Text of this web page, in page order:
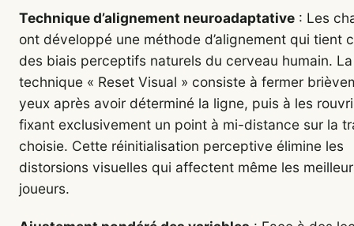
Technique d’alignement neuroadaptative : Les
ont développé une méthode d’alignement qui tient
des biais perceptifs naturels du cerveau humain. La
technique « Reset Visual » consiste à fermer
yeux après avoir déterminé la ligne, puis à les
fixant exclusivement un point à mi-distance sur la
choisie. Cette réinitialisation perceptive élimine les
distorsions visuelles qui affectent même les
joueurs.